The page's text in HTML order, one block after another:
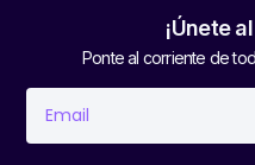
¡Únete
Ponte al corriente de